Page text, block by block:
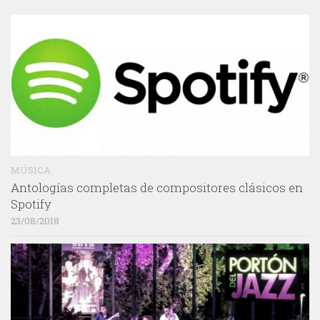
MÚSICA
Antologías completas de compositores clásicos en
Spotify
23/08/2018